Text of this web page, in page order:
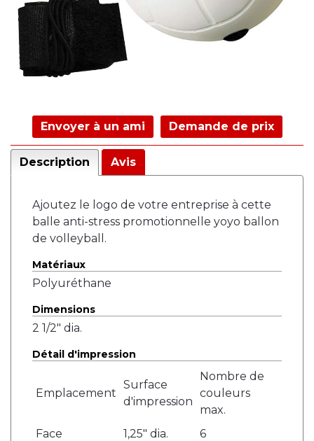
Envoyer à un ami Demande de prix
Description Avis
Ajoutez le logo de votre entreprise à cette
balle anti-stress promotionnelle yoyo ballon
de volleyball.
Matériaux
Polyuréthane
Dimensions
2 1/2" dia.
Détail d'impression
Emplacement
Surface
d'impression
Nombre de
couleurs
max.
Face
1,25" dia.
6